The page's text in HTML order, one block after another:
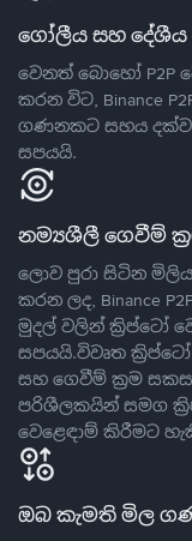
ගෝලීය සහ දේශීය
වෙනත් බොහෝ P2P
කරන විට, Binance
ගණනකට සහය
සපයයි.
නම්‍යශීලී ගෙවීම්
ලොව පුරා සිටින
කරන ලද, Binance
මුදල් වලින් ක්‍රිප්ටෝ
සපයයි.විවෘත
සහ ගෙවීම් ක්‍රම
පරිශීලකයින් සමග
වෙළෙඳාම් කිරීමට
ඔබ කැමති මිල